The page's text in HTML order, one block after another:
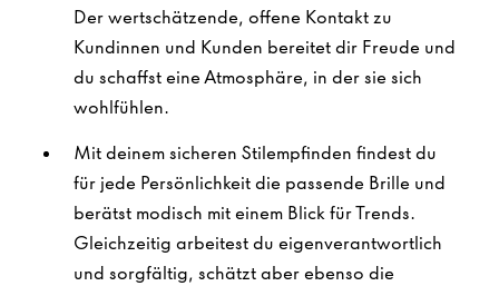
Der wertschätzende, offene Kontakt zu
Kundinnen und Kunden bereitet dir Freude und
du schaffst eine Atmosphäre, in der sie sich
wohlfühlen.
Mit deinem sicheren Stilempfinden findest du
für jede Persönlichkeit die passende Brille und
berätst modisch mit einem Blick für Trends.
Gleichzeitig arbeitest du eigenverantwortlich
und sorgfältig, schätzt aber ebenso die